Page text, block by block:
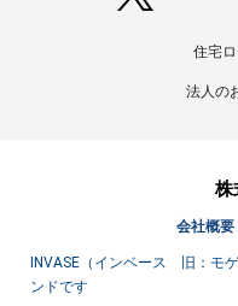
住宅
法人の
株
会社概要
INVASE（インベース 旧：モ
ンドです